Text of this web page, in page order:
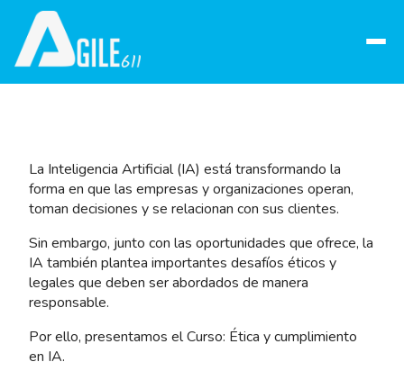
Abrir
La Inteligencia Artificial (IA) está transformando la
forma en que las empresas y organizaciones operan,
toman decisiones y se relacionan con sus clientes.
Sin embargo, junto con las oportunidades que ofrece, la
IA también plantea importantes desafíos éticos y
legales que deben ser abordados de manera
responsable.
Por ello, presentamos el Curso: Ética y cumplimiento
en IA.